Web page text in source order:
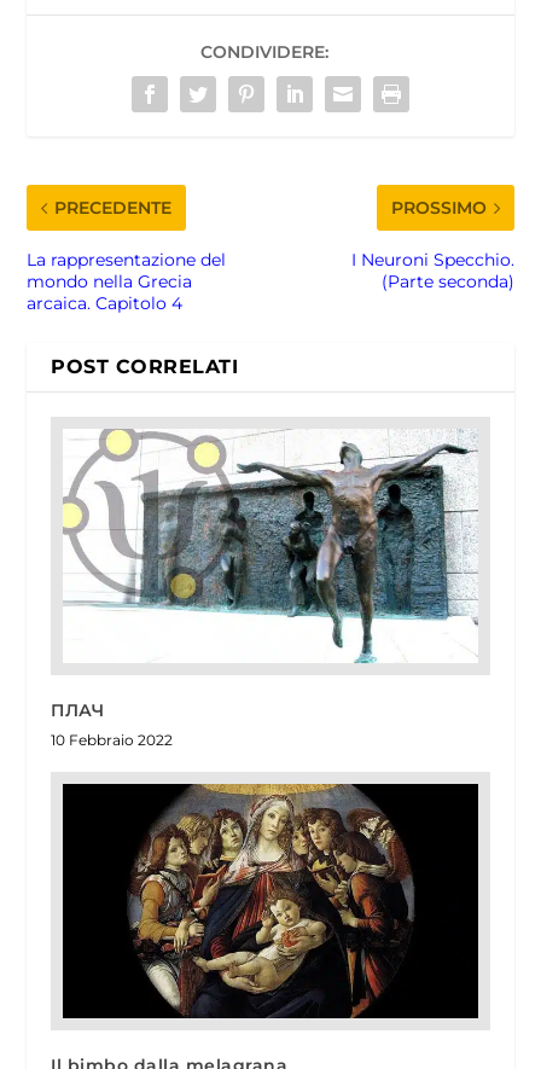
CONDIVIDERE:
PRECEDENTE
La rappresentazione del
mondo nella Grecia
arcaica. Capitolo 4
PROSSIMO
I Neuroni Specchio.
(Parte seconda)
POST CORRELATI
ПЛАЧ
10 Febbraio 2022